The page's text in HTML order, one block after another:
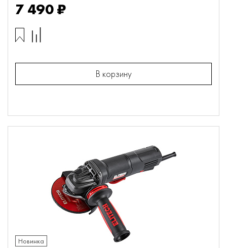
7 490 ₽
В корзину
Новинка